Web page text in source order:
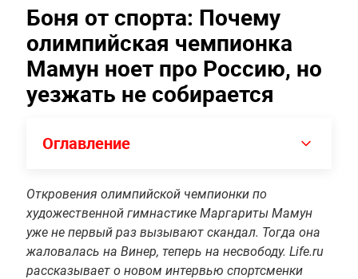
Боня от спорта: Почему
олимпийская чемпионка
Мамун ноет про Россию, но
уезжать не собирается
Оглавление
Откровения олимпийской чемпионки по
художественной гимнастике Маргариты Мамун
уже не первый раз вызывают скандал. Тогда она
жаловалась на Винер, теперь на несвободу. Life.ru
рассказывает о новом интервью спортсменки